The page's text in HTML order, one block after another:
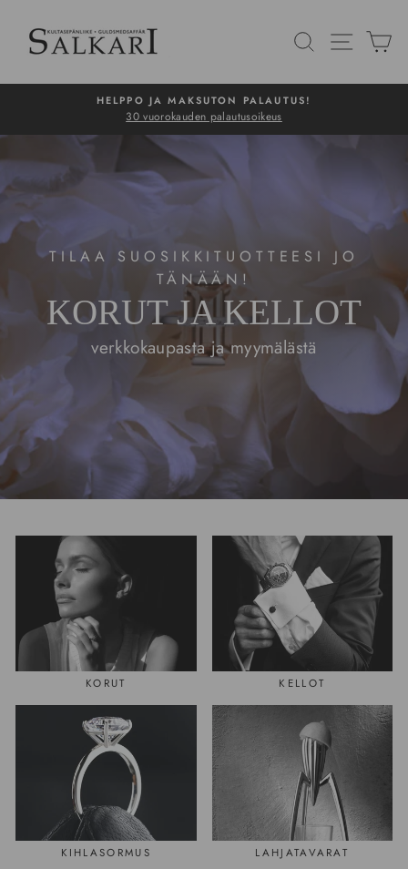
sisältöön
SALKARI HAKU
Pysäytä
HELPPO JA MAKSUTON PALAUTUS!
30 vuorokauden palautusoikeus
TILAA SUOSIKKITUOTTEESI JO
TÄNÄÄN!
KORUT JA KELLOT
verkkokaupasta ja myymälästä
KORUT KELLOT
KIHLASORMUS LAHJATAVARAT